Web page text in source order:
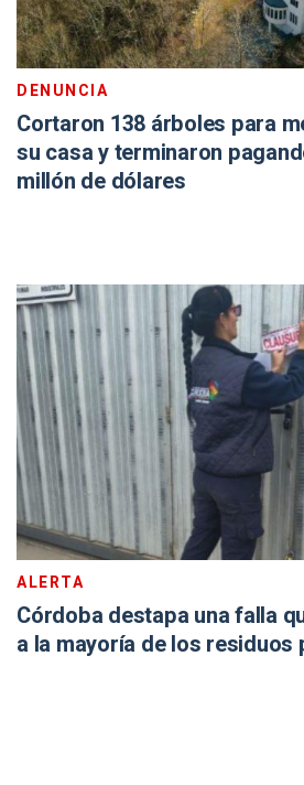
DENUNCIA
Cortaron 138 árboles para
su casa y terminaron
millón de dólares
ALERTA
Córdoba destapa una falla
a la mayoría de los